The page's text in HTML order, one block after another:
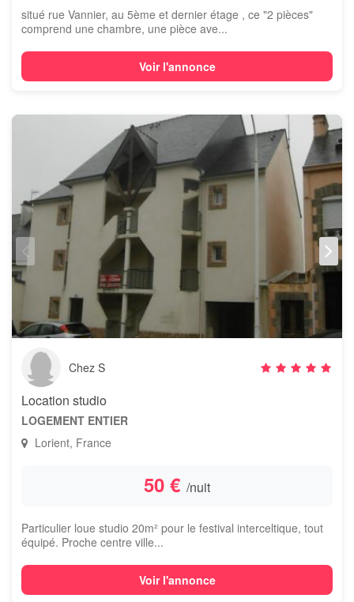
situé rue Vannier, au 5ème et dernier étage , ce "2 pièces"
comprend une chambre, une pièce ave...
Voir l'annonce
Chez S
Location studio
LOGEMENT ENTIER
Lorient, France
50 € /nuit
Particulier loue studio 20m² pour le festival interceltique, tout
équipé. Proche centre ville...
Voir l'annonce